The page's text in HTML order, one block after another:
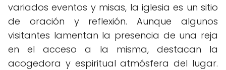
variados eventos y misas, la iglesia es un sitio
de oración y reflexión. Aunque algunos
visitantes lamentan la presencia de una reja
en el acceso a la misma, destacan la
acogedora y espiritual atmósfera del lugar.